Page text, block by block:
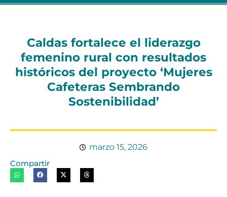
Caldas fortalece el liderazgo
femenino rural con resultados
históricos del proyecto ‘Mujeres
Cafeteras Sembrando
Sostenibilidad’
marzo 15, 2026
Compartir